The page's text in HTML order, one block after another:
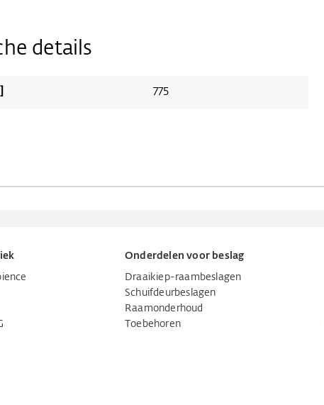
details
775
Onderdelen voor beslag
Draaikiep-raambeslagen
Schuifdeurbeslagen
Raamonderhoud
Toebehoren